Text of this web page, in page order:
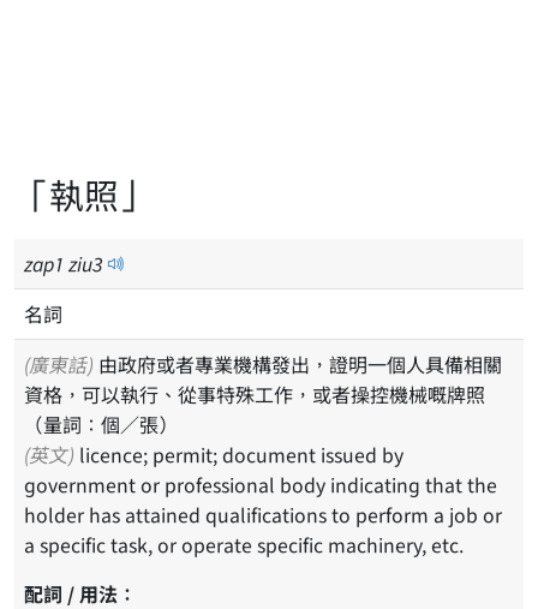
「執照」
zap1 ziu3
名詞
(廣東話)
資格，可以執行、從事特殊工作，或者操控機械嘅牌照
（量詞：個／張）
(英文)
government or professional body indicating that the
holder has attained qualifications to perform a job or
a specific task, or operate specific machinery, etc.
配詞 / 用法：